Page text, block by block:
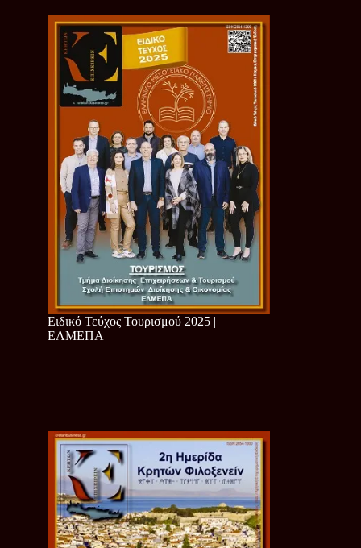
Ειδικό Τεύχος Τουρισμού 2025 |
ΕΛΜΕΠΑ